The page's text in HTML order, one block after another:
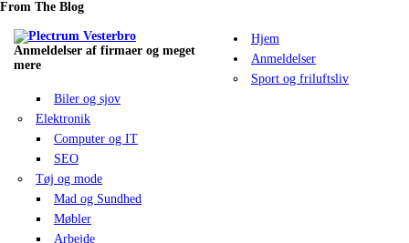
From The Blog
Anmeldelser af firmaer og meget
mere
Hjem
Anmeldelser
Sport og friluftsliv
Biler og sjov
Elektronik
Computer og IT
SEO
Tøj og mode
Mad og Sundhed
Møbler
Arbejde